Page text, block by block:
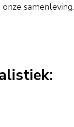
samenleving.